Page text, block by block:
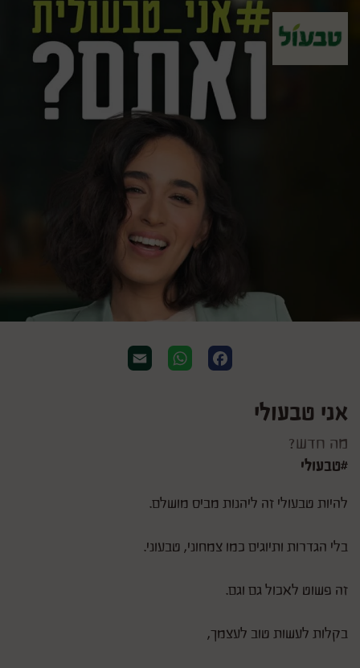
Facebook
WhatsApp
אני טבעולי
מה חדש?
#טבעולי
להיות טבעולי זה ליהנות מביס מושלם.
בלי הגדרות ותיוגים כמו צמחוני, טבעוני.
זה פשוט לאכול גם וגם.
בקלות לעשות טוב לעצמך,